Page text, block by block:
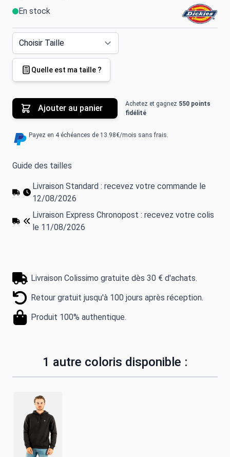
En stock
Quelle est ma taille ?
Ajouter au panier Achetez et gagnez 550 points
fidélité
Payez en 4 échéances de 13.98€/mois sans frais.
Guide des tailles
Livraison Standard : recevez votre commande le
12/08/2026
Livraison Express Chronopost : recevez votre colis
le 11/08/2026
Livraison Colissimo gratuite dès 30 € d'achats.
Retour gratuit jusqu'à 100 jours après réception.
Produit 100% authentique.
1 autre coloris disponible :